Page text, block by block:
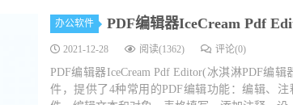
办公软件 PDF编辑器IceCream Pdf
2021-12-28 阅读(1362) 评论(0)
PDF编辑器IceCream Pdf Editor(冰淇淋PDF编
件，提供了4种常用的PDF编辑功能：编辑、